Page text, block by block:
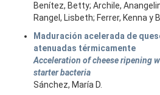
Benítez, Betty; Archile,
Rangel, Lisbeth; Ferrer, Kenna y
Maduración acelerada de
atenuadas térmicamente
Acceleration of cheese ripening
starter bacteria
Sánchez, María D.